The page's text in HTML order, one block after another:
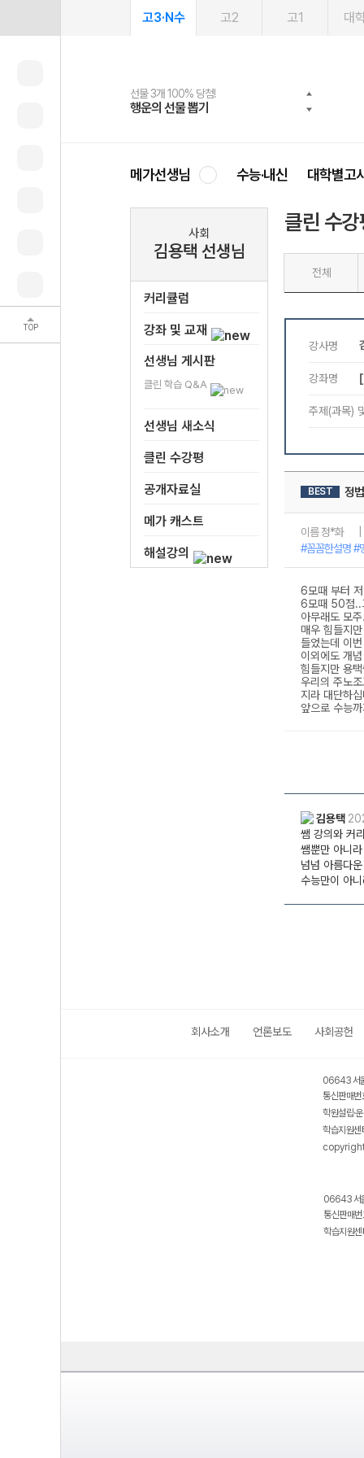
TOP
고3·N수 고2 고1 대
선물 3개 100% 당첨!
행운의 선물 뽑기
선물 100% 증정!
메가스터디 X 올리브
여름방학 스터디 캐시백
메가런 썸머스쿨
2027 러셀 단과
강사 공개선발
스마트러닝앱
설문 EVENT
메가패스
3일 무료 체험권
메가패스 수강생 무료혜택!
메가클럽 멤버십
사회공헌 캠페인
희망이룸 메가나눔
메가선생님 수능·내신 대학별고
사회
김용택 선생님
커리큘럼
강좌 및 교재
선생님 게시판
클린 학습 Q&A
선생님 새소식
클린 수강평
공개자료실
메가 캐스트
해설강의
클린 수강
전체
회사소개 언론보도 사회공헌
06643 서
통신판매
학원설립·
학습지원
06643 서
통신판매
학습지원